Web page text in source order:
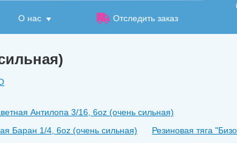
О нас Отследить заказ
Антилопа 3/16, 6oz (очень сильная)
Баран 1/4, 6oz (очень сильная)
Резиновая тяга